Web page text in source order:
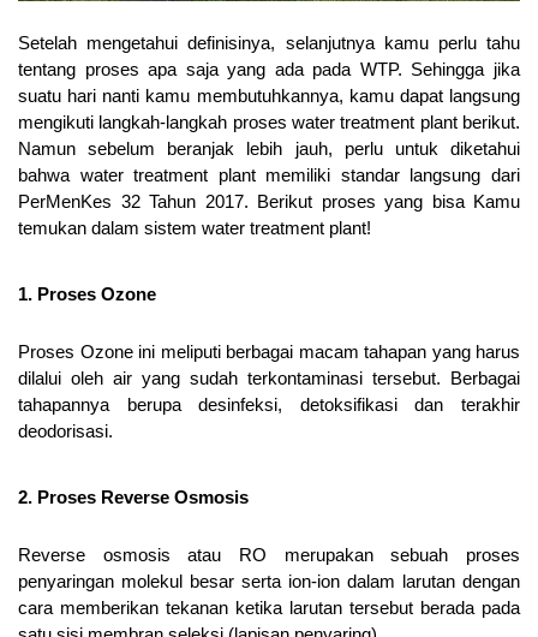
Setelah mengetahui definisinya, selanjutnya kamu perlu tahu
tentang proses apa saja yang ada pada WTP. Sehingga jika
suatu hari nanti kamu membutuhkannya, kamu dapat langsung
mengikuti langkah-langkah proses water treatment plant berikut.
Namun sebelum beranjak lebih jauh, perlu untuk diketahui
bahwa water treatment plant memiliki standar langsung dari
PerMenKes 32 Tahun 2017. Berikut proses yang bisa Kamu
temukan dalam sistem water treatment plant!
1. Proses Ozone
Proses Ozone ini meliputi berbagai macam tahapan yang harus
dilalui oleh air yang sudah terkontaminasi tersebut. Berbagai
tahapannya berupa desinfeksi, detoksifikasi dan terakhir
deodorisasi.
2. Proses Reverse Osmosis
Reverse osmosis atau RO merupakan sebuah proses
penyaringan molekul besar serta ion-ion dalam larutan dengan
cara memberikan tekanan ketika larutan tersebut berada pada